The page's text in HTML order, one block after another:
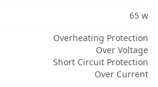
65 w
Overheating Protection
Over Voltage
Short Circuit Protection
Over Current